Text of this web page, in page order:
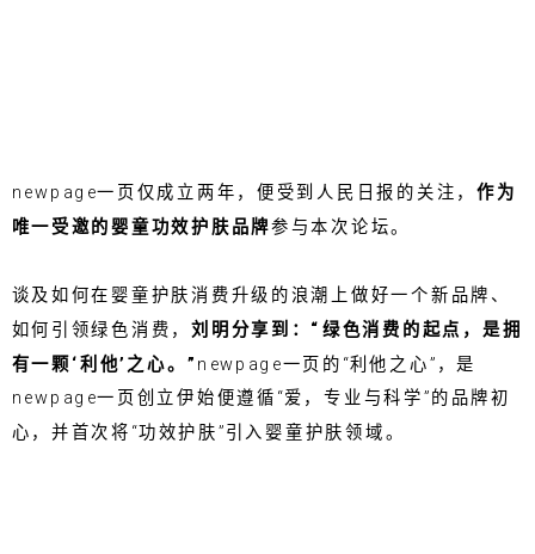
newpage一页仅成立两年，便受到人民日报的关注，作为
唯一受邀的婴童功效护肤品牌参与本次论坛。
谈及如何在婴童护肤消费升级的浪潮上做好一个新品牌、
如何引领绿色消费，刘明分享到： “绿色消费的起点，是拥
有一颗‘利他’之心。” newpage一页的“利他之心”，是
newpage一页创立伊始便遵循“爱，专业与科学”的品牌初
心，并首次将“功效护肤”引入婴童护肤领域。